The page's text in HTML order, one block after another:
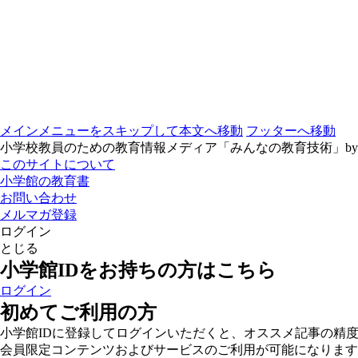
メインメニューをスキップして本文へ移動 フッターへ移動
小学校教員のための教育情報メディア「みんなの教育技術」
このサイトについて
小学館の教育書
お問い合わせ
メルマガ登録
ログイン
とじる
小学館IDをお持ちの方はこちら
ログイン
初めてご利用の方
小学館IDに登録してログインいただくと、オススメ記事の精
会員限定コンテンツおよびサービスのご利用が可能になりま